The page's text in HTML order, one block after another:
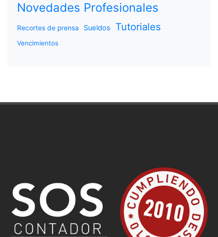
Novedades Profesionales
Recortes de prensa Sueldos Tutoriales
Vencimientos